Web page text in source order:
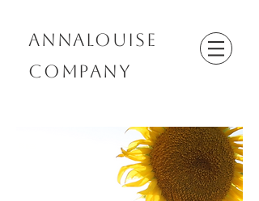
AnnaLouise
Company